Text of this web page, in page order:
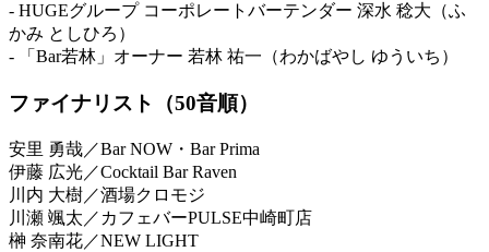
- HUGEグループ コーポレートバーテンダー 深水 稔大（ふ
かみ としひろ）
- 「Bar若林」オーナー 若林 祐一（わかばやし ゆういち）
ファイナリスト（50音順）
安里 勇哉／Bar NOW・Bar Prima
伊藤 広光／Cocktail Bar Raven
川内 大樹／酒場クロモジ
川瀬 颯太／カフェバーPULSE中崎町店
榊 奈南花／NEW LIGHT